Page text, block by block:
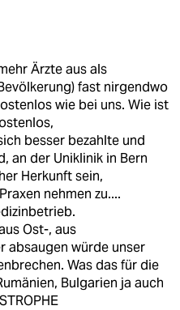
Ärzte aus als
fast nirgendwo
wie bei uns. Wie ist
besser bezahlte und
an der Uniklinik in Bern
Herkunft sein,
nehmen zu....
Ost-, aus
absaugen würde unser
Was das für die
Bulgarien ja auch